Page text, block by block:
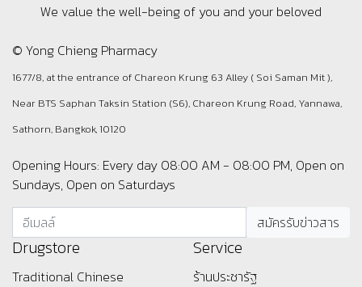
We value the well-being of you and your beloved
© Yong Chieng Pharmacy
1677/8, at the entrance of Chareon Krung 63 Alley ( Soi Saman Mit ),
Near BTS Saphan Taksin Station (S6), Chareon Krung Road, Yannawa,
Sathorn, Bangkok, 10120
Opening Hours: Every day 08:00 AM - 08:00 PM, Open on
Sundays, Open on Saturdays
Drugstore
Traditional Chinese
Service
ร้านประชารัฐ